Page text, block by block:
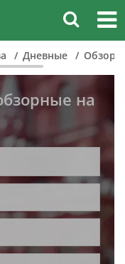
Дневные
на